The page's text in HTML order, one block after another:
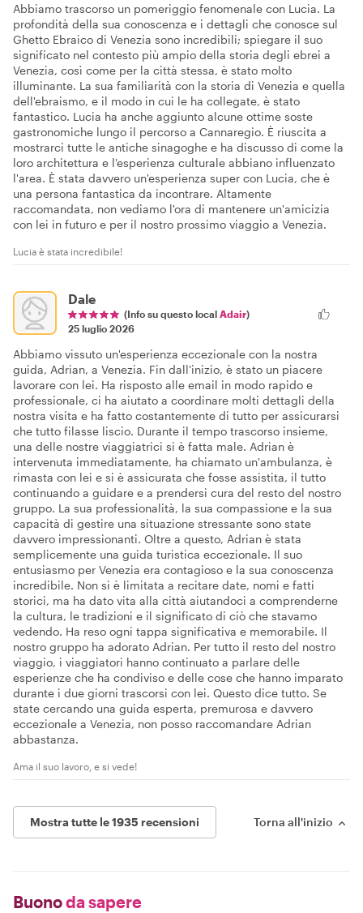
Abbiamo trascorso un pomeriggio fenomenale con Lucia. La
profondità della sua conoscenza e i dettagli che conosce sul
Ghetto Ebraico di Venezia sono incredibili; spiegare il suo
significato nel contesto più ampio della storia degli ebrei a
Venezia, così come per la città stessa, è stato molto
illuminante. La sua familiarità con la storia di Venezia e quella
dell'ebraismo, e il modo in cui le ha collegate, è stato
fantastico. Lucia ha anche aggiunto alcune ottime soste
gastronomiche lungo il percorso a Cannaregio. È riuscita a
mostrarci tutte le antiche sinagoghe e ha discusso di come la
loro architettura e l'esperienza culturale abbiano influenzato
l'area. È stata davvero un'esperienza super con Lucia, che è
una persona fantastica da incontrare. Altamente
raccomandata, non vediamo l'ora di mantenere un'amicizia
con lei in futuro e per il nostro prossimo viaggio a Venezia.
Lucia è stata incredibile!
Dale
(Info su questo local Adair)
25 luglio 2026
Abbiamo vissuto un'esperienza eccezionale con la nostra
guida, Adrian, a Venezia. Fin dall'inizio, è stato un piacere
lavorare con lei. Ha risposto alle email in modo rapido e
professionale, ci ha aiutato a coordinare molti dettagli della
nostra visita e ha fatto costantemente di tutto per assicurarsi
che tutto filasse liscio. Durante il tempo trascorso insieme,
una delle nostre viaggiatrici si è fatta male. Adrian è
intervenuta immediatamente, ha chiamato un'ambulanza, è
rimasta con lei e si è assicurata che fosse assistita, il tutto
continuando a guidare e a prendersi cura del resto del nostro
gruppo. La sua professionalità, la sua compassione e la sua
capacità di gestire una situazione stressante sono state
davvero impressionanti. Oltre a questo, Adrian è stata
semplicemente una guida turistica eccezionale. Il suo
entusiasmo per Venezia era contagioso e la sua conoscenza
incredibile. Non si è limitata a recitare date, nomi e fatti
storici, ma ha dato vita alla città aiutandoci a comprenderne
la cultura, le tradizioni e il significato di ciò che stavamo
vedendo. Ha reso ogni tappa significativa e memorabile. Il
nostro gruppo ha adorato Adrian. Per tutto il resto del nostro
viaggio, i viaggiatori hanno continuato a parlare delle
esperienze che ha condiviso e delle cose che hanno imparato
durante i due giorni trascorsi con lei. Questo dice tutto. Se
state cercando una guida esperta, premurosa e davvero
eccezionale a Venezia, non posso raccomandare Adrian
abbastanza.
Ama il suo lavoro, e si vede!
Mostra tutte le 1935 recensioni Torna all'inizio
Buonoda sapere